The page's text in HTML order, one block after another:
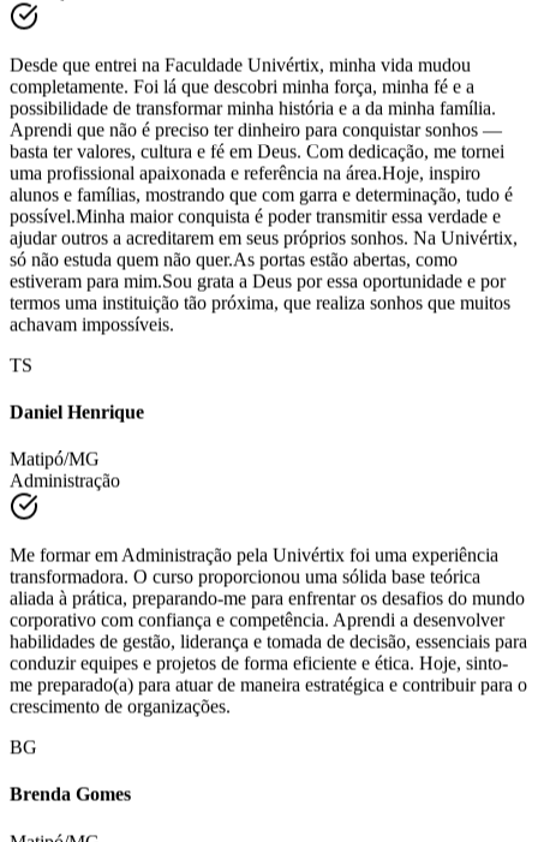
Educação Física
Desde que entrei na Faculdade Univértix, minha vida mudou
completamente. Foi lá que descobri minha força, minha fé e a
possibilidade de transformar minha história e a da minha família.
Aprendi que não é preciso ter dinheiro para conquistar sonhos —
basta ter valores, cultura e fé em Deus. Com dedicação, me tornei
uma profissional apaixonada e referência na área.Hoje, inspiro
alunos e famílias, mostrando que com garra e determinação, tudo é
possível.Minha maior conquista é poder transmitir essa verdade e
ajudar outros a acreditarem em seus próprios sonhos. Na Univértix,
só não estuda quem não quer.As portas estão abertas, como
estiveram para mim.Sou grata a Deus por essa oportunidade e por
termos uma instituição tão próxima, que realiza sonhos que muitos
achavam impossíveis.
Daniel Henrique
Matipó/MG
Administração
Me formar em Administração pela Univértix foi uma experiência
transformadora. O curso proporcionou uma sólida base teórica
aliada à prática, preparando-me para enfrentar os desafios do mundo
corporativo com confiança e competência. Aprendi a desenvolver
habilidades de gestão, liderança e tomada de decisão, essenciais para
conduzir equipes e projetos de forma eficiente e ética. Hoje, sinto-
me preparado(a) para atuar de maneira estratégica e contribuir para o
crescimento de organizações.
Brenda Gomes